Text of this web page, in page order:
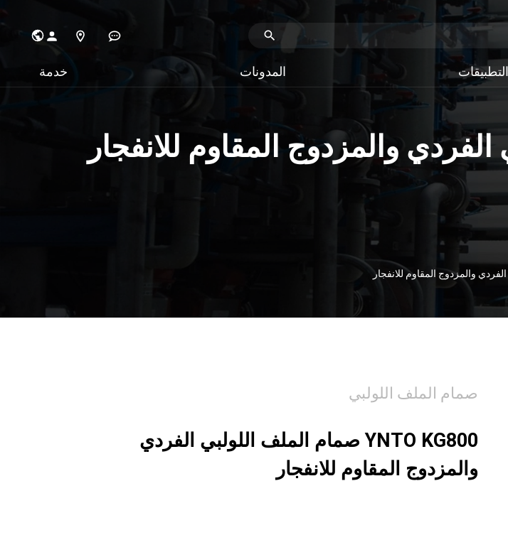
التطبيقات المدونات خدمة
صمام الملف اللولبي
YNTO KG800 صمام الملف اللولبي الفردي
والمزدوج المقاوم للانفجار